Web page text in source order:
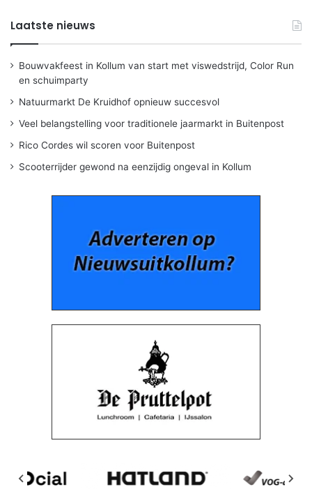
Laatste nieuws
Bouwvakfeest in Kollum van start met viswedstrijd, Color Run
en schuimparty
Natuurmarkt De Kruidhof opnieuw succesvol
Veel belangstelling voor traditionele jaarmarkt in Buitenpost
Rico Cordes wil scoren voor Buitenpost
Scooterrijder gewond na eenzijdig ongeval in Kollum